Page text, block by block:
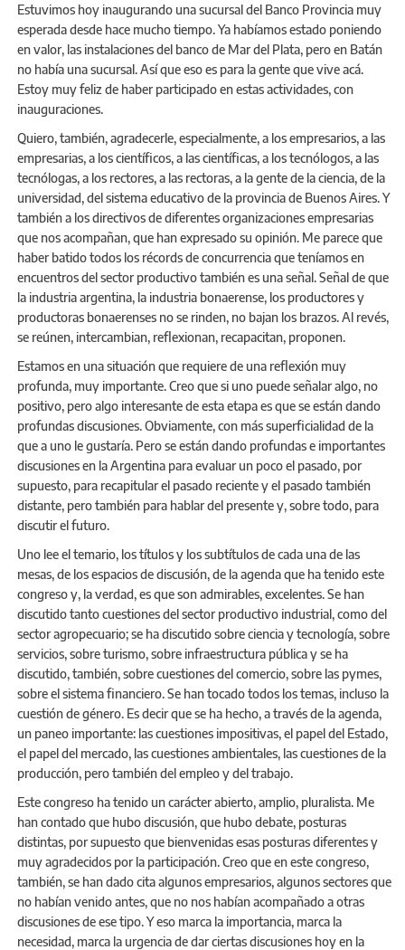
Estuvimos hoy inaugurando una sucursal del Banco Provincia muy
esperada desde hace mucho tiempo. Ya habíamos estado poniendo
en valor, las instalaciones del banco de Mar del Plata, pero en Batán
no había una sucursal. Así que eso es para la gente que vive acá.
Estoy muy feliz de haber participado en estas actividades, con
inauguraciones.
Quiero, también, agradecerle, especialmente, a los empresarios, a las
empresarias, a los científicos, a las científicas, a los tecnólogos, a las
tecnólogas, a los rectores, a las rectoras, a la gente de la ciencia, de la
universidad, del sistema educativo de la provincia de Buenos Aires. Y
también a los directivos de diferentes organizaciones empresarias
que nos acompañan, que han expresado su opinión. Me parece que
haber batido todos los récords de concurrencia que teníamos en
encuentros del sector productivo también es una señal. Señal de que
la industria argentina, la industria bonaerense, los productores y
productoras bonaerenses no se rinden, no bajan los brazos. Al revés,
se reúnen, intercambian, reflexionan, recapacitan, proponen.
Estamos en una situación que requiere de una reflexión muy
profunda, muy importante. Creo que si uno puede señalar algo, no
positivo, pero algo interesante de esta etapa es que se están dando
profundas discusiones. Obviamente, con más superficialidad de la
que a uno le gustaría. Pero se están dando profundas e importantes
discusiones en la Argentina para evaluar un poco el pasado, por
supuesto, para recapitular el pasado reciente y el pasado también
distante, pero también para hablar del presente y, sobre todo, para
discutir el futuro.
Uno lee el temario, los títulos y los subtítulos de cada una de las
mesas, de los espacios de discusión, de la agenda que ha tenido este
congreso y, la verdad, es que son admirables, excelentes. Se han
discutido tanto cuestiones del sector productivo industrial, como del
sector agropecuario; se ha discutido sobre ciencia y tecnología, sobre
servicios, sobre turismo, sobre infraestructura pública y se ha
discutido, también, sobre cuestiones del comercio, sobre las pymes,
sobre el sistema financiero. Se han tocado todos los temas, incluso la
cuestión de género. Es decir que se ha hecho, a través de la agenda,
un paneo importante: las cuestiones impositivas, el papel del Estado,
el papel del mercado, las cuestiones ambientales, las cuestiones de la
producción, pero también del empleo y del trabajo.
Este congreso ha tenido un carácter abierto, amplio, pluralista. Me
han contado que hubo discusión, que hubo debate, posturas
distintas, por supuesto que bienvenidas esas posturas diferentes y
muy agradecidos por la participación. Creo que en este congreso,
también, se han dado cita algunos empresarios, algunos sectores que
no habían venido antes, que no nos habían acompañado a otras
discusiones de ese tipo. Y eso marca la importancia, marca la
necesidad, marca la urgencia de dar ciertas discusiones hoy en la